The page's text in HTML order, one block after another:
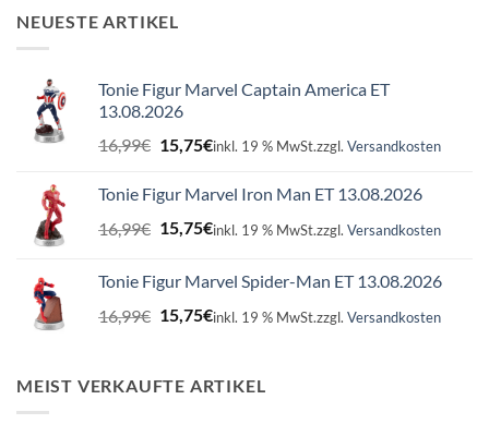
NEUESTE ARTIKEL
Tonie Figur Marvel Captain America ET
13.08.2026
16,99€ Ursprünglicher
Preis
16,99€
15,75€Aktueller
15,75€.
inkl. 19 % MwSt.zzgl. Versandkosten
Tonie Figur Marvel Iron Man ET 13.08.2026
16,99€ Ursprünglicher
16,99€
15,75€Aktueller
15,75€.
inkl. 19 % MwSt.zzgl. Versandkosten
Tonie Figur Marvel Spider-Man ET 13.08.2026
16,99€ Ursprünglicher
16,99€
15,75€Aktueller
15,75€.
inkl. 19 % MwSt.zzgl. Versandkosten
MEIST VERKAUFTE ARTIKEL